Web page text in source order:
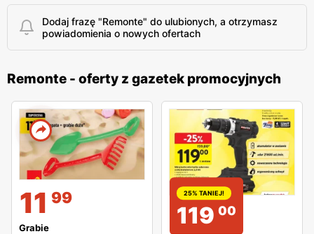
Dodaj frazę "Remonte" do ulubionych, a otrzymasz
powiadomienia o nowych ofertach
Remonte - oferty z gazetek promocyjnych
11 99
Grabie
25% TANIEJ!
119 00